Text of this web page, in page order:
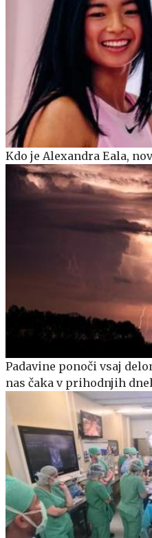
Kdo je Alexandra Eala,
Padavine ponoči vsaj
nas čaka v prihodnjih